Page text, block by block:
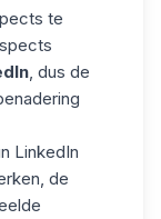
te
, dus de
LinkedIn
de